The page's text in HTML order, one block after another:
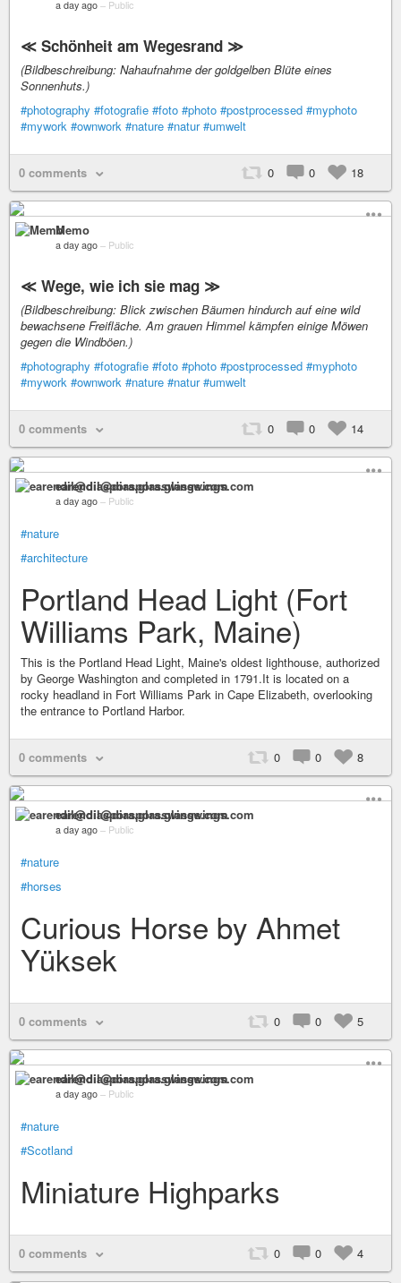
a day ago – Public
≪ Schönheit am Wegesrand ≫
(Bildbeschreibung: Nahaufnahme der goldgelben Blüte eines
Sonnenhuts.)
#photography #fotografie #foto #photo #postprocessed #myphoto
#mywork #ownwork #nature #natur #umwelt
0 comments 0 0 18
Memo
a day ago – Public
≪ Wege, wie ich sie mag ≫
(Bildbeschreibung: Blick zwischen Bäumen hindurch auf eine wild
bewachsene Freifläche. Am grauen Himmel kämpfen einige Möwen
gegen die Windböen.)
#photography #fotografie #foto #photo #postprocessed #myphoto
#mywork #ownwork #nature #natur #umwelt
0 comments 0 0 14
earendil@diaspora.glasswings.com
a day ago – Public
#nature
#architecture
Portland Head Light (Fort
Williams Park, Maine)
This is the Portland Head Light, Maine's oldest lighthouse, authorized
by George Washington and completed in 1791.It is located on a
rocky headland in Fort Williams Park in Cape Elizabeth, overlooking
the entrance to Portland Harbor.
0 comments 0 0 8
earendil@diaspora.glasswings.com
a day ago – Public
#nature
#horses
Curious Horse by Ahmet
Yüksek
0 comments 0 0 5
earendil@diaspora.glasswings.com
a day ago – Public
#nature
#Scotland
Miniature Highparks
0 comments 0 0 4